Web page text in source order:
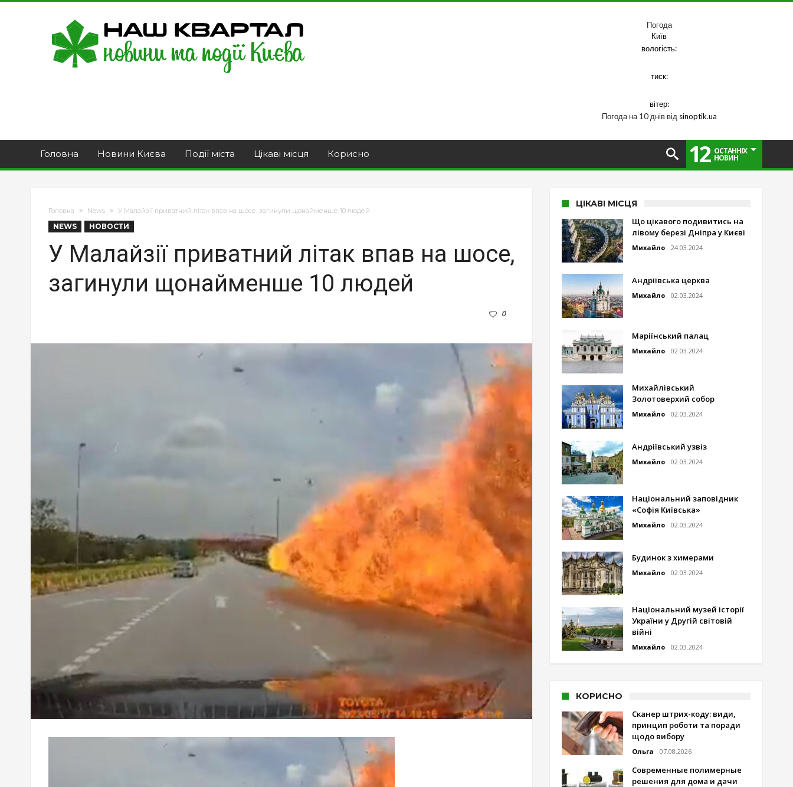
Погода
Київ
вологість:
тиск:
вітер:
Погода на 10 днів від sinoptik.ua
Головна Новини Києва Події міста Цікаві місця Корисно 12 ОСТАННІХ
НОВИН
Головна News У Малайзії приватний літак впав на шосе, загинули щонайменше 10 людей
NEWS НОВОСТИ
У Малайзії приватний літак впав на шосе,
загинули щонайменше 10 людей
0
ЦІКАВІ МІСЦЯ
Що цікавого подивитись на
лівому березі Дніпра у Києві
Михайло 24.03.2024
Андріївська церква
Михайло 02.03.2024
Маріїнський палац
Михайло 02.03.2024
Михайлівський
Золотоверхий собор
Михайло 02.03.2024
Андріївський узвіз
Михайло 02.03.2024
Національний заповідник
«Софія Київська»
Михайло 02.03.2024
Будинок з химерами
Михайло 02.03.2024
Національний музей історії
України у Другій світовій
війні
Михайло 02.03.2024
КОРИСНО
Сканер штрих-коду: види,
принцип роботи та поради
щодо вибору
Ольга 07.08.2026
Современные полимерные
решения для дома и дачи